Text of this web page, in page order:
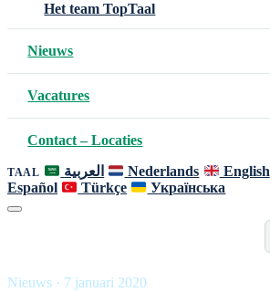
Het team TopTaal
Nieuws
Vacatures
Contact – Locaties
TAAL العربية Nederlands English
Español
Türkçe Українська
Nieuws · 7 januari 2020